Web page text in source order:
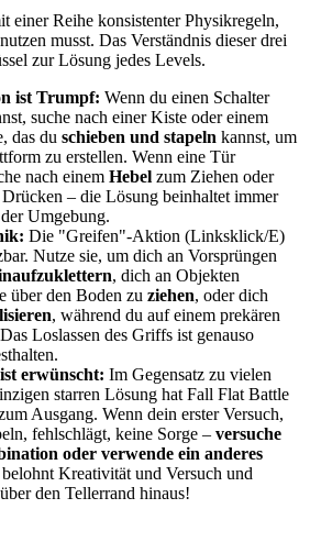
einer Reihe konsistenter Physikregeln,
musst. Das Verständnis dieser drei
zur Lösung jedes Levels.
ist Trumpf: Wenn du einen Schalter
suche nach einer Kiste oder einem
das du schieben und stapeln kannst, um
zu erstellen. Wenn eine Tür
nach einem Hebel zum Ziehen oder
– die Lösung beinhaltet immer
Umgebung.
Die "Greifen"-Aktion (Linksklick/E)
Nutze sie, um dich an Vorsprüngen
, dich an Objekten
über den Boden zu ziehen, oder dich
, während du auf einem prekären
Loslassen des Griffs ist genauso
erwünscht: Im Gegensatz zu vielen
starren Lösung hat Fall Flat Battle
Ausgang. Wenn dein erster Versuch,
fehlschlägt, keine Sorge – versuche
oder verwende ein anderes
Kreativität und Versuch und
den Tellerrand hinaus!